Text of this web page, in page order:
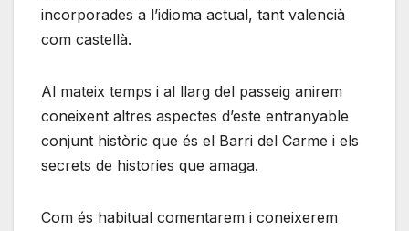
incorporades a l’idioma actual, tant valencià
com castellà.
Al mateix temps i al llarg del passeig anirem
coneixent altres aspectes d’este entranyable
conjunt històric que és el Barri del Carme i els
secrets de histories que amaga.
Com és habitual comentarem i coneixerem